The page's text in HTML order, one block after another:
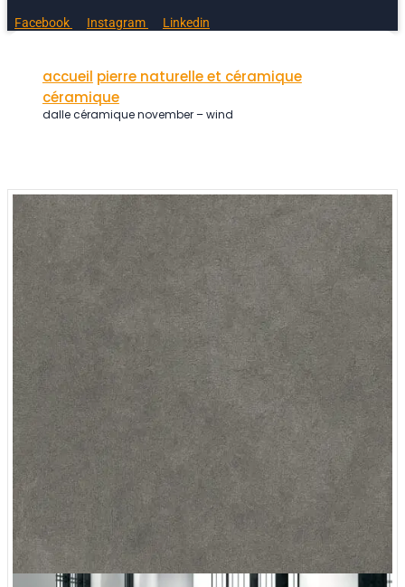
Facebook Instagram Linkedin
accueil pierre naturelle et céramique
céramique
dalle céramique november – wind